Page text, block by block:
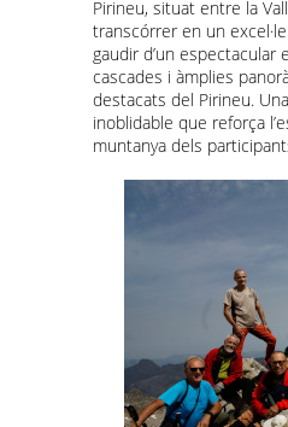
Pirineu, situat entre la Vall
transcórrer en un
gaudir d’un espectacular
cascades i àmplies
destacats del Pirineu.
inoblidable que reforça
muntanya dels